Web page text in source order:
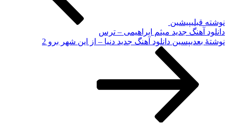
نوشته قبلیپیشین
دانلود آهنگ جدید میثم ابراهیمی – ترس
نوشته‌ٔ بعدیپسین دانلود آهنگ جدید دنیا – از این شهر برو 2